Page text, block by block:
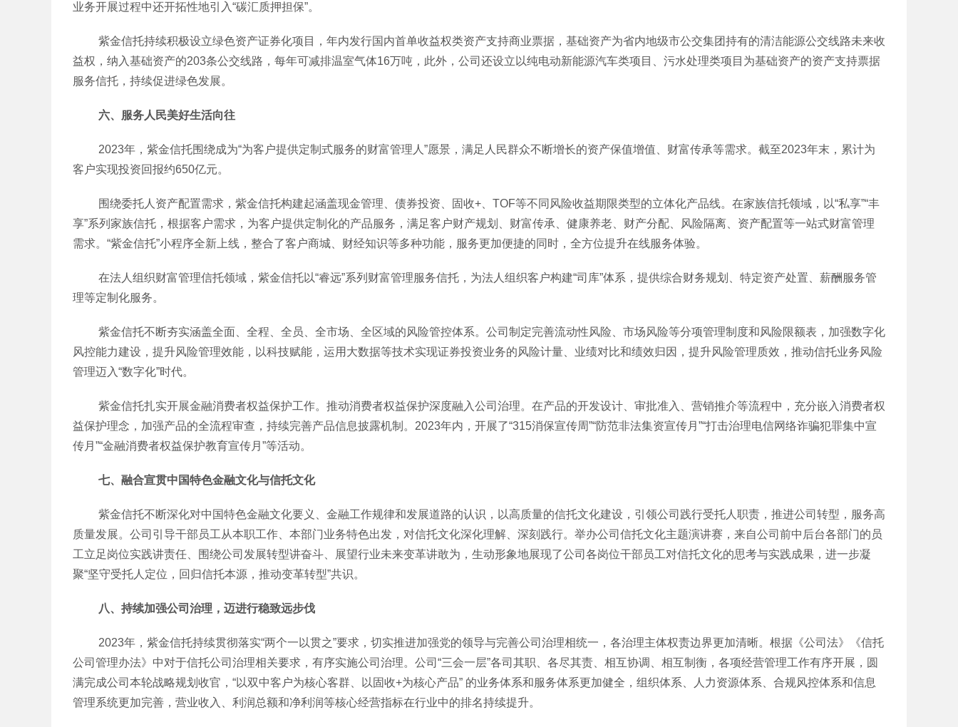
业务开展过程中还开拓性地引入“碳汇质押担保”。
紫金信托持续积极设立绿色资产证券化项目，年内发行国内首单收益权类资产支持商业票据，基础资产为省内地级市公交集团持有的清洁能源公交线路未来收
益权，纳入基础资产的203条公交线路，每年可减排温室气体16万吨，此外，公司还设立以纯电动新能源汽车类项目、污水处理类项目为基础资产的资产支持票据
服务信托，持续促进绿色发展。
六、服务人民美好生活向往
2023年，紫金信托围绕成为“为客户提供定制式服务的财富管理人”愿景，满足人民群众不断增长的资产保值增值、财富传承等需求。截至2023年末，累计为
客户实现投资回报约650亿元。
围绕委托人资产配置需求，紫金信托构建起涵盖现金管理、债券投资、固收+、TOF等不同风险收益期限类型的立体化产品线。在家族信托领域，以“私享”“丰
享”系列家族信托，根据客户需求，为客户提供定制化的产品服务，满足客户财产规划、财富传承、健康养老、财产分配、风险隔离、资产配置等一站式财富管理
需求。“紫金信托”小程序全新上线，整合了客户商城、财经知识等多种功能，服务更加便捷的同时，全方位提升在线服务体验。
在法人组织财富管理信托领域，紫金信托以“睿远”系列财富管理服务信托，为法人组织客户构建“司库”体系，提供综合财务规划、特定资产处置、薪酬服务管
理等定制化服务。
紫金信托不断夯实涵盖全面、全程、全员、全市场、全区域的风险管控体系。公司制定完善流动性风险、市场风险等分项管理制度和风险限额表，加强数字化
风控能力建设，提升风险管理效能，以科技赋能，运用大数据等技术实现证券投资业务的风险计量、业绩对比和绩效归因，提升风险管理质效，推动信托业务风险
管理迈入“数字化”时代。
紫金信托扎实开展金融消费者权益保护工作。推动消费者权益保护深度融入公司治理。在产品的开发设计、审批准入、营销推介等流程中，充分嵌入消费者权
益保护理念，加强产品的全流程审查，持续完善产品信息披露机制。2023年内，开展了“315消保宣传周”“防范非法集资宣传月”“打击治理电信网络诈骗犯罪集中宣
传月”“金融消费者权益保护教育宣传月”等活动。
七、融合宣贯中国特色金融文化与信托文化
紫金信托不断深化对中国特色金融文化要义、金融工作规律和发展道路的认识，以高质量的信托文化建设，引领公司践行受托人职责，推进公司转型，服务高
质量发展。公司引导干部员工从本职工作、本部门业务特色出发，对信托文化深化理解、深刻践行。举办公司信托文化主题演讲赛，来自公司前中后台各部门的员
工立足岗位实践讲责任、围绕公司发展转型讲奋斗、展望行业未来变革讲敢为，生动形象地展现了公司各岗位干部员工对信托文化的思考与实践成果，进一步凝
聚“坚守受托人定位，回归信托本源，推动变革转型”共识。
八、持续加强公司治理，迈进行稳致远步伐
2023年，紫金信托持续贯彻落实“两个一以贯之”要求，切实推进加强党的领导与完善公司治理相统一，各治理主体权责边界更加清晰。根据《公司法》《信托
公司管理办法》中对于信托公司治理相关要求，有序实施公司治理。公司“三会一层”各司其职、各尽其责、相互协调、相互制衡，各项经营管理工作有序开展，圆
满完成公司本轮战略规划收官，“以双中客户为核心客群、以固收+为核心产品” 的业务体系和服务体系更加健全，组织体系、人力资源体系、合规风控体系和信息
管理系统更加完善，营业收入、利润总额和净利润等核心经营指标在行业中的排名持续提升。